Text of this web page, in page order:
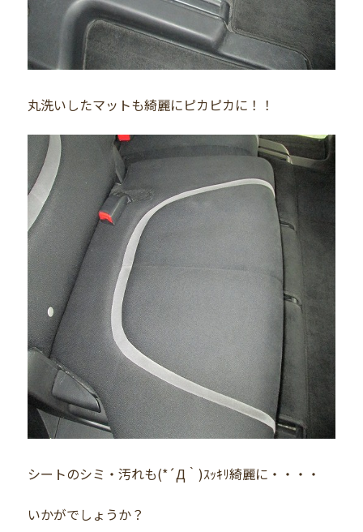
丸洗いしたマットも綺麗にピカピカに！！
シートのシミ・汚れも(*´Д｀)ｽｯｷﾘ綺麗に・・・・
いかがでしょうか？